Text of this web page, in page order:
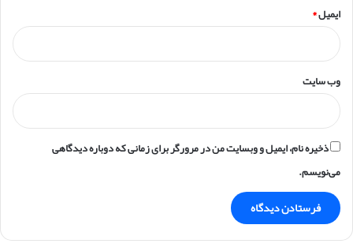
ایمیل*
وب‌ سایت
ذخیره نام، ایمیل و وبسایت من در مرورگر برای زمانی که دوباره دیدگاهی
می‌نویسم.